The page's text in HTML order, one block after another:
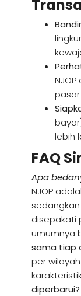
lebih
FAQ
Apa
NJOP
disepakati
umumnya
sama tiap
per
diperbarui?